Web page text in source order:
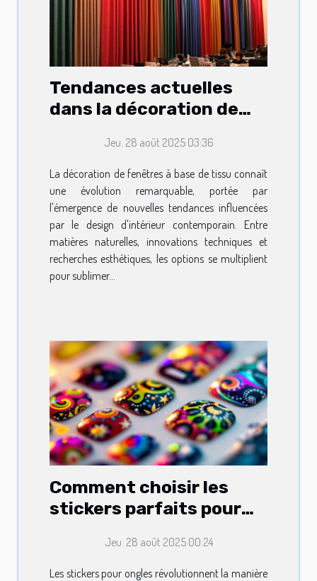
Tendances actuelles
dans la décoration de
Jeu. 28 août 2025 03:36
La décoration de fenêtres à base de tissu connaît
une évolution remarquable, portée par
l'émergence de nouvelles tendances influencées
par le design d'intérieur contemporain. Entre
matières naturelles, innovations techniques et
recherches esthétiques, les options se multiplient
pour sublimer...
Comment choisir les
stickers parfaits pour
Jeu. 28 août 2025 00:24
Les stickers pour ongles révolutionnent la manière